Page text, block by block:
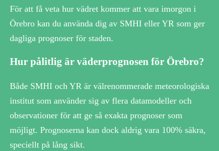
För att få veta hur vädret kommer att vara imorgon i
Örebro kan du använda dig av SMHI eller YR som ger
dagliga prognoser för staden.
Hur pålitlig är väderprognosen för Örebro?
Både SMHI och YR är välrenommerade meteorologiska
institut som använder sig av flera datamodeller och
observationer för att ge så exakta prognoser som
möjligt. Prognoserna kan dock aldrig vara 100% säkra,
speciellt på lång sikt.